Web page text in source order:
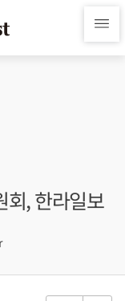
회, 한라일보